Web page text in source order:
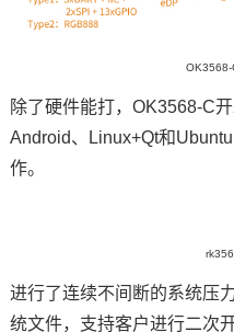
OK3568-
除了硬件能打，OK3568-C
Android、Linux+Qt和
作。
进行了连续不间断的系统压
统文件，支持客户进行二次